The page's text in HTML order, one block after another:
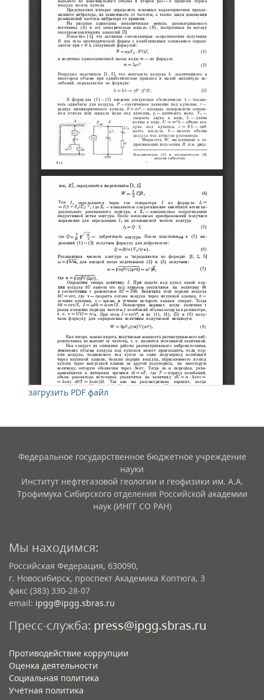
загрузить PDF файл
Федеральное государственное бюджетное учреждение
науки
Институт нефтегазовой геологии и геофизики им. А.А.
Трофимука Сибирского отделения Российской академии
наук (ИНГГ СО РАН)
Мы находимся:
Российская Федерация, 630090,
г. Новосибирск, проспект Академика Коптюга, 3
факс (383) 330-28-07
email: ipgg@ipgg.sbras.ru
Пресс-служба: press@ipgg.sbras.ru
Противодействие коррупции
Оценка деятельности
Социальная политика
Учётная политика​